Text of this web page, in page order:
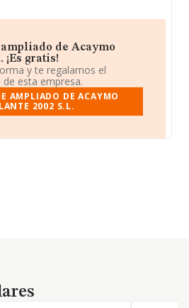
de Acaymo
¡Es gratis!
y te regalamos el
esta empresa.
AMPLIADO DE ACAYMO
2002 S.L.